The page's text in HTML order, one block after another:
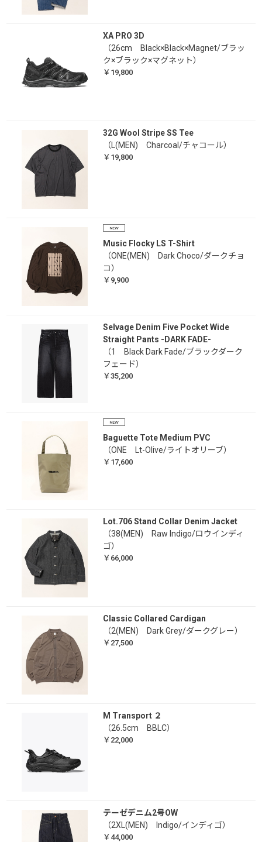
XA PRO 3D
（26cm Black×Black×Magnet/ブラッ
ク×ブラック×マグネット）
￥19,800
32G Wool Stripe SS Tee
（L(MEN) Charcoal/チャコール）
￥19,800
Music Flocky LS T-Shirt
（ONE(MEN) Dark Choco/ダークチョ
コ）
￥9,900
Selvage Denim Five Pocket Wide
Straight Pants -DARK FADE-
（1 Black Dark Fade/ブラックダーク
フェード）
￥35,200
Baguette Tote Medium PVC
（ONE Lt-Olive/ライトオリーブ）
￥17,600
Lot.706 Stand Collar Denim Jacket
（38(MEN) Raw Indigo/ロウインディ
ゴ）
￥66,000
Classic Collared Cardigan
（2(MEN) Dark Grey/ダークグレー）
￥27,500
M Transport ２
（26.5cm BBLC）
￥22,000
テーゼデニム2号OW
（2XL(MEN) Indigo/インディゴ）
￥44,000